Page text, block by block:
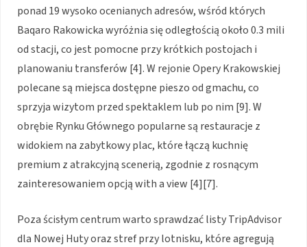
ponad 19 wysoko ocenianych adresów, wśród których
Baqaro Rakowicka wyróżnia się odległością około 0.3 mili
od stacji, co jest pomocne przy krótkich postojach i
planowaniu transferów [4]. W rejonie Opery Krakowskiej
polecane są miejsca dostępne pieszo od gmachu, co
sprzyja wizytom przed spektaklem lub po nim [9]. W
obrębie Rynku Głównego popularne są restauracje z
widokiem na zabytkowy plac, które łączą kuchnię
premium z atrakcyjną scenerią, zgodnie z rosnącym
zainteresowaniem opcją with a view [4][7].
Poza ścisłym centrum warto sprawdzać listy TripAdvisor
dla Nowej Huty oraz stref przy lotnisku, które agregują